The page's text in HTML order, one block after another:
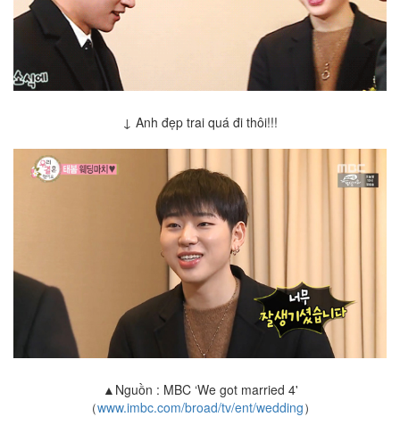
↓ Anh đẹp trai quá đi thôi!!!
▲Nguồn : MBC ‘We got married 4'
（www.imbc.com/broad/tv/ent/wedding）